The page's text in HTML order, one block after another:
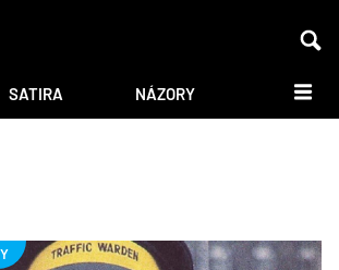
SATIRA NÁZORY DALŠÍ